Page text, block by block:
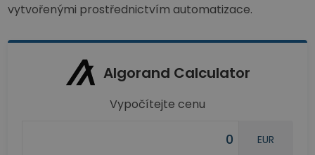
vytvořenými prostřednictvím automatizace.
Algorand Calculator
Vypočítejte cenu
EUR